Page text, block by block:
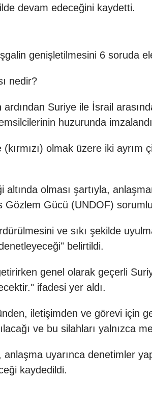
devam edeceğini kaydetti.
genişletilmesini 6 soruda
nedir?
Suriye ile İsrail
huzurunda
olmak üzere iki ayrım
olması şartıyla,
Gücü (UNDOF) sorumlu
ve sıkı şekilde
belirtildi.
genel olarak geçerli
ifadesi yer aldı.
iletişimden ve görevi için
ve bu silahları yalnızca
uyarınca denetimler
kaydedildi.